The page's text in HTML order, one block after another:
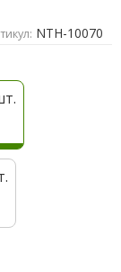
NTH-10070